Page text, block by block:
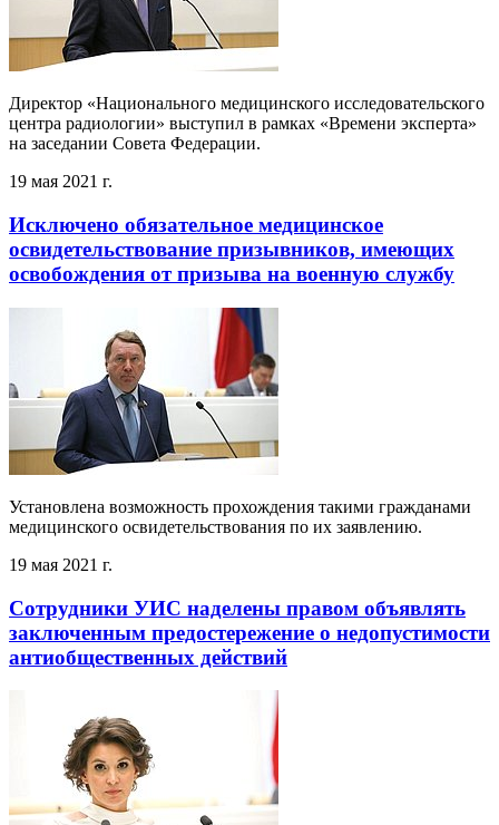
Директор «Национального медицинского исследовательского
центра радиологии» выступил в рамках «Времени эксперта»
на заседании Совета Федерации.
19 мая 2021 г.
Исключено обязательное медицинское
освидетельствование призывников, имеющих
освобождения от призыва на военную службу
Установлена возможность прохождения такими гражданами
медицинского освидетельствования по их заявлению.
19 мая 2021 г.
Сотрудники УИС наделены правом объявлять
заключенным предостережение о недопустимости
антиобщественных действий